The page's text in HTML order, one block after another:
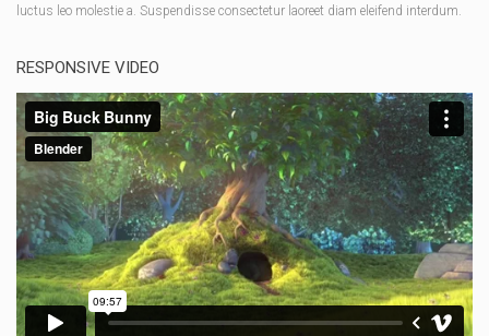
luctus leo molestie a. Suspendisse consectetur laoreet diam eleifend interdum.
RESPONSIVE VIDEO